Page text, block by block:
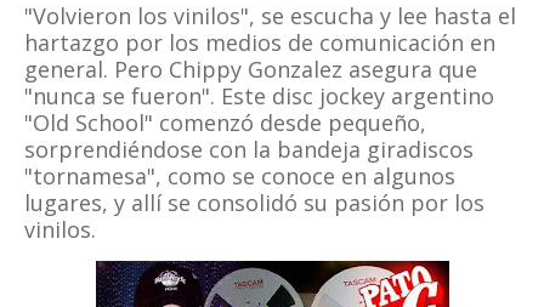
"Volvieron los vinilos", se escucha y lee hasta el
hartazgo por los medios de comunicación en
general. Pero Chippy Gonzalez asegura que
"nunca se fueron". Este disc jockey argentino
"Old School" comenzó desde pequeño,
sorprendiéndose con la bandeja giradiscos
"tornamesa", como se conoce en algunos
lugares, y allí se consolidó su pasión por los
vinilos.